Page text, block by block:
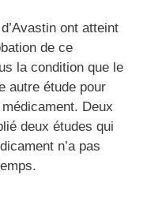
ont atteint
de ce
la condition que le
autre étude pour
Deux
deux études qui
n’a pas